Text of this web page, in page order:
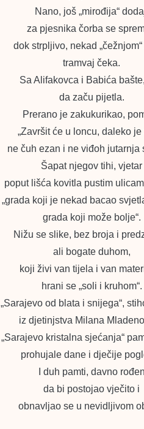
Nano, još „mirođija“
za pjesnika čorba se
dok strpljivo, nekad
tramvaj čeka.
Sa Alifakovca i Babića
da začu pijetla.
Prerano je zakukurikao,
„Završit će u loncu, daleko je
ne čuh ezan i ne viđoh jutarnja
Šapat njegov tihi, vjetar
poput lišća kovitla pustim
„grada koji je nekad bacao
grada koji može bolje“.
Nižu se slike, bez broja i
ali bogate duhom,
koji živi van tijela i van
hrani se „soli i kruhom“.
„Sarajevo od blata i snijega“,
iz djetinjstva Milana
„Sarajevo kristalna sjećanja“
prohujale dane i dječije
I duh pamti, davno rođen
da bi postojao vječito i
obnavljao se u nevidljivom